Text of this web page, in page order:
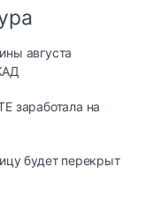
августа
заработала на
будет перекрыт